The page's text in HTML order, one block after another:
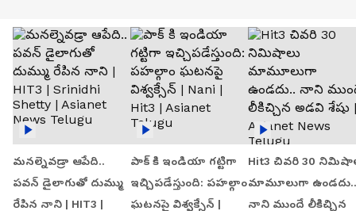
మనల్నెవడ్రా ఆపేది..
పవన్ డైలాగుతో దుమ్ము
రేపిన నాని | HIT3 |
పాక్ కి ఇండియా గట్టిగా
ఇచ్చిపడేస్తుంది: పహల్గాం
ఘటనపై విశ్వక్సేన్ |
Hit3 చివరి 30
మామూలుగా ఉండదు..
నాని ముందే లీకిచ్చిన